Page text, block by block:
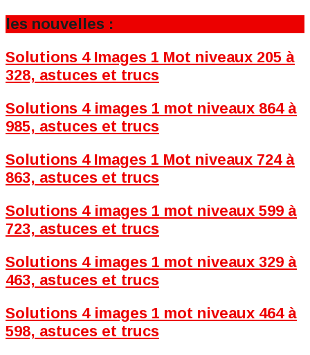
les nouvelles :
Solutions 4 Images 1 Mot niveaux 205 à
328, astuces et trucs
Solutions 4 images 1 mot niveaux 864 à
985, astuces et trucs
Solutions 4 Images 1 Mot niveaux 724 à
863, astuces et trucs
Solutions 4 images 1 mot niveaux 599 à
723, astuces et trucs
Solutions 4 images 1 mot niveaux 329 à
463, astuces et trucs
Solutions 4 images 1 mot niveaux 464 à
598, astuces et trucs